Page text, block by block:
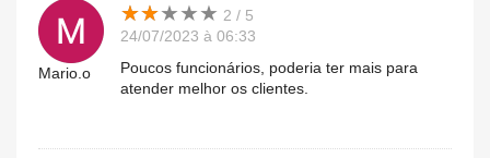
Mario.o
★★★★★
★★★★★ 2 / 5
24/07/2023 à 06:33
Poucos funcionários, poderia ter mais para
atender melhor os clientes.